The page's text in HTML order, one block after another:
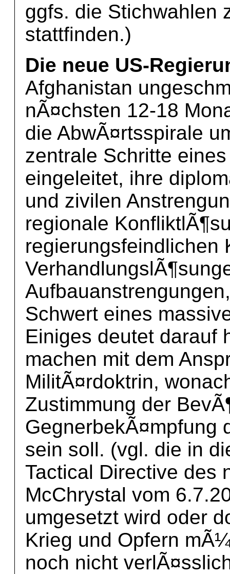
ggfs. die Stichwahlen
stattfinden.)
Die neue US-
Afghanistan
nÃ¤chsten 12-18
die AbwÃ¤rtsspirale
zentrale Schritte
eingeleitet, ihre
und zivilen
regionale
regierungsfeindlichen
Schwert eines
Einiges deutet darauf
machen mit dem
MilitÃ¤rdoktrin,
Zustimmung der
GegnerbekÃ¤mpfung
sein soll. (vgl. die in
Tactical Directive des
McChrystal vom
umgesetzt wird oder
Krieg und Opfern
noch nicht